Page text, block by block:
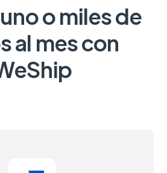
o miles de
al mes con